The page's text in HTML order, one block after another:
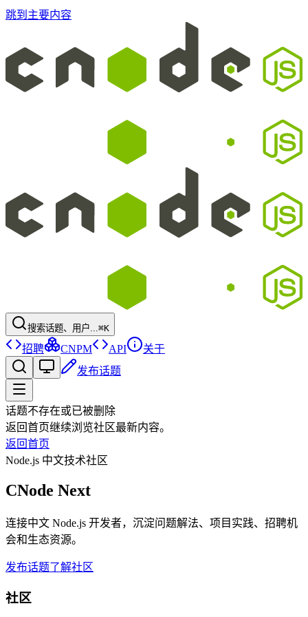
跳到主要内容
搜索话题、用户...⌘K
招聘 CNPM API
关于
发布话题
话题不存在或已被删除
返回首页继续浏览社区最新内容。
返回首页
Node.js 中文技术社区
CNode Next
连接中文 Node.js 开发者，沉淀问题解法、项目实践、招聘机
会和生态资源。
发布话题了解社区
社区